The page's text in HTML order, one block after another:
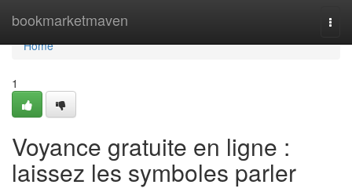
bookmarketmaven
Home
Home
1
Voyance gratuite en ligne :
laissez les symboles parler